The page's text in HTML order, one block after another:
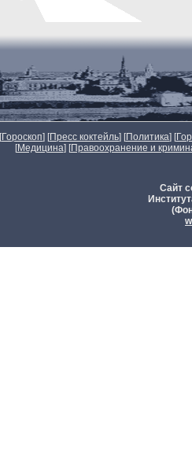
[Гороскоп] [Пресс коктейль] [Политика] [
[Медицина] [Правоохранение и
Сайт